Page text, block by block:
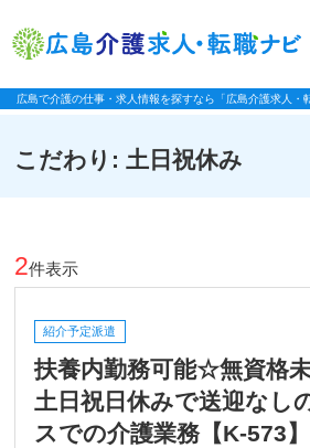
広島で介護の仕事・求人情報を探すなら「広島介護求人・
こだわり:土日祝休み
2件表示
紹介予定派遣
扶養内勤務可能☆無資格
土日祝日休みで送迎なし
スでの介護業務【K-573